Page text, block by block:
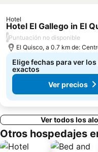
El Encanto
Hotel
Hotel El Gallego in El
/Puntuación no disponible
El Quisco, a 0.7 km de:
Elige fechas para ver
exactos
Ver precios
Ver todos los
Otros hospedajes